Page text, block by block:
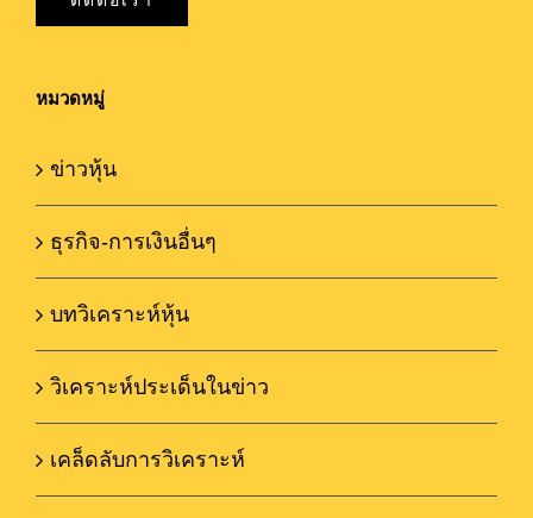
หมวดหมู่
ข่าวหุ้น
ธุรกิจ-การเงินอื่นๆ
บทวิเคราะห์หุ้น
วิเคราะห์ประเด็นในข่าว
เคล็ดลับการวิเคราะห์